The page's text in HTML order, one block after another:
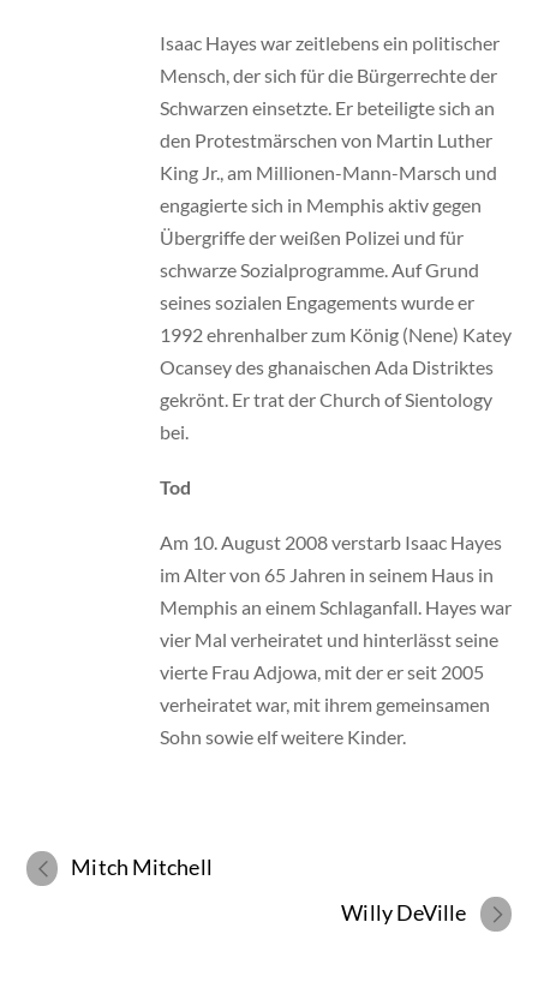
Isaac Hayes war zeitlebens ein politischer
Mensch, der sich für die Bürgerrechte der
Schwarzen einsetzte. Er beteiligte sich an
den Protestmärschen von Martin Luther
King Jr., am Millionen-Mann-Marsch und
engagierte sich in Memphis aktiv gegen
Übergriffe der weißen Polizei und für
schwarze Sozialprogramme. Auf Grund
seines sozialen Engagements wurde er
1992 ehrenhalber zum König (Nene) Katey
Ocansey des ghanaischen Ada Distriktes
gekrönt. Er trat der Church ofSientology
bei.
Tod
Am 10. August 2008 verstarb Isaac Hayes
im Alter von 65 Jahren in seinem Haus in
Memphis an einem Schlaganfall. Hayes war
vier Mal verheiratet und hinterlässt seine
vierte Frau Adjowa, mit der er seit 2005
verheiratet war, mit ihrem gemeinsamen
Sohn sowie elf weitere Kinder.
Mitch Mitchell
Willy DeVille